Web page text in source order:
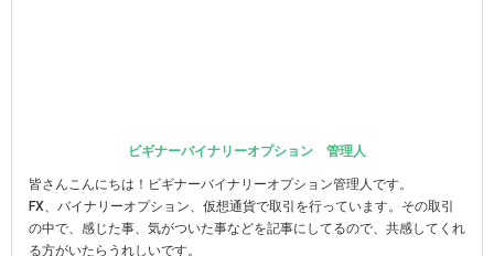
ビギナーバイナリーオプション 管理人
皆さんこんにちは！ビギナーバイナリーオプション管理人です。
FX、バイナリーオプション、仮想通貨で取引を行っています。その取引
の中で、感じた事、気がついた事などを記事にしてるので、共感してくれ
る方がいたらうれしいです。